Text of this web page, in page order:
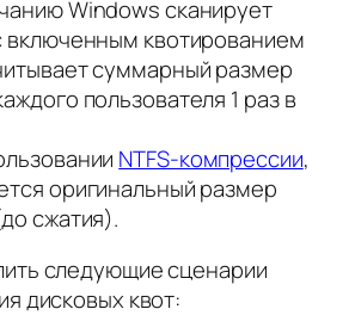
Windows сканирует
включенным квотированием
суммарный размер
пользователя 1 раз в
NTFS-компрессии,
оригинальный размер
сжатия).
следующие сценарии
дисковых квот: